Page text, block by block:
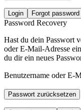
Login Forgot password
Password Recovery
Hast du dein Passwort
oder E-Mail-Adresse
du dir ein neues
Benutzername oder E-
Passwort zurücksetzen